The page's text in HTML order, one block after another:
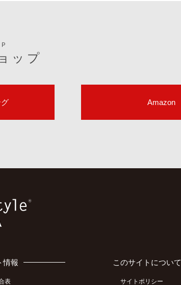
ップ
Amazon
情報
表
このサイトについて
サイトポリシー